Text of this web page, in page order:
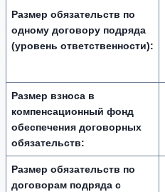
Размер обязательств по
одному договору подряда
(уровень ответственности):
Размер взноса в
компенсационный фонд
обеспечения договорных
обязательств:
Размер обязательств по
договорам подряда с